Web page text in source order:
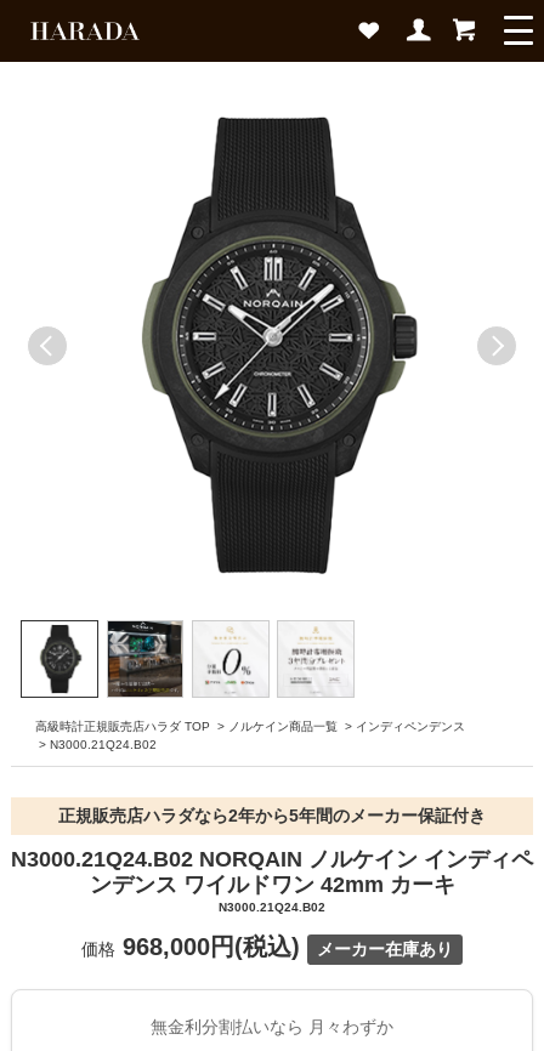
高級時計正規販売店ハラダ TOP > ノルケイン商品一覧 > インディペンデンス
> N3000.21Q24.B02
正規販売店ハラダなら2年から5年間のメーカー保証付き
N3000.21Q24.B02 NORQAIN ノルケイン インディペ
ンデンス ワイルドワン 42mm カーキ
N3000.21Q24.B02
価格 968,000円(税込) メーカー在庫あり
無金利分割払いなら 月々わずか